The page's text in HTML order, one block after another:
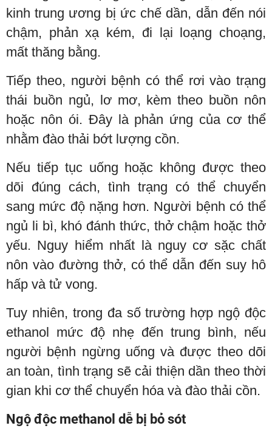
kinh trung ương bị ức chế dần, dẫn đến nói
chậm, phản xạ kém, đi lại loạng choạng,
mất thăng bằng.
Tiếp theo, người bệnh có thể rơi vào trạng
thái buồn ngủ, lơ mơ, kèm theo buồn nôn
hoặc nôn ói. Đây là phản ứng của cơ thể
nhằm đào thải bớt lượng cồn.
Nếu tiếp tục uống hoặc không được theo
dõi đúng cách, tình trạng có thể chuyển
sang mức độ nặng hơn. Người bệnh có thể
ngủ li bì, khó đánh thức, thở chậm hoặc thở
yếu. Nguy hiểm nhất là nguy cơ sặc chất
nôn vào đường thở, có thể dẫn đến suy hô
hấp và tử vong.
Tuy nhiên, trong đa số trường hợp ngộ độc
ethanol mức độ nhẹ đến trung bình, nếu
người bệnh ngừng uống và được theo dõi
an toàn, tình trạng sẽ cải thiện dần theo thời
gian khi cơ thể chuyển hóa và đào thải cồn.
Ngộ độc methanol dễ bị bỏ sót